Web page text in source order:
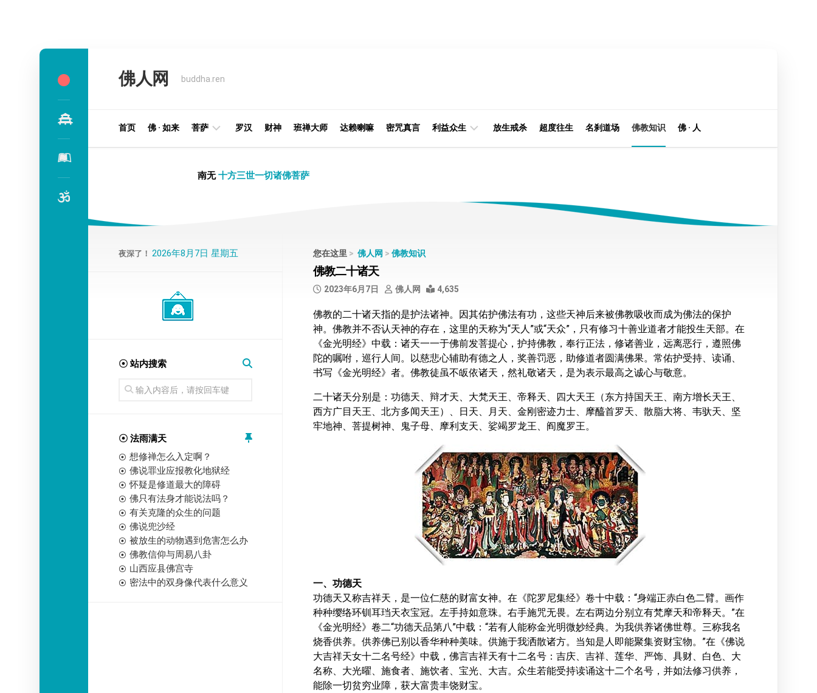
佛人网 buddha.ren
首页 佛 · 如来 菩萨
王
罗汉 财神 班禅大师 达赖喇嘛 密咒真言 利益众生
阿
若
部
华
严
部
涅
槃
部
大
集
部
经
集
部
密
史
传
部
放生戒杀 超度往生 名刹道场 佛教知识 佛 · 人
南无十方三世一切诸佛菩萨
您在这里 > 佛人网 > 佛教知识
佛教二十诸天
2023年6月7日 佛人网 4,635
佛教的二十诸天指的是护法诸神。因其佑护佛法有功，这些天神后来被佛教吸收而成为佛法的保护
神。佛教并不否认天神的存在，这里的天称为“天人”或“天众”，只有修习十善业道者才能投生天部。在
《金光明经》中载：诸天一一于佛前发菩提心，护持佛教，奉行正法，修诸善业，远离恶行，遵照佛
陀的嘱咐，巡行人间。以慈悲心辅助有德之人，奖善罚恶，助修道者圆满佛果。常佑护受持、读诵、
书写《金光明经》者。佛教徒虽不皈依诸天，然礼敬诸天，是为表示最高之诚心与敬意。
二十诸天分别是：功德天、辩才天、大梵天王、帝释天、四大天王（东方持国天王、南方增长天王、
西方广目天王、北方多闻天王）、日天、月天、金刚密迹力士、摩醯首罗天、散脂大将、韦驮天、坚
牢地神、菩提树神、鬼子母、摩利支天、娑竭罗龙王、阎魔罗王。
一、功德天
功德天又称吉祥天，是一位仁慈的财富女神。在《陀罗尼集经》卷十中载：“身端正赤白色二臂。画作
种种缨络环钏耳珰天衣宝冠。左手持如意珠。右手施咒无畏。左右两边分别立有梵摩天和帝释天。”在
《金光明经》卷二“功德天品第八”中载：“若有人能称金光明微妙经典。为我供养诸佛世尊。三称我名
烧香供养。供养佛已别以香华种种美味。供施于我洒散诸方。当知是人即能聚集资财宝物。”在《佛说
大吉祥天女十二名号经》中载，佛言吉祥天有十二名号：吉庆、吉祥、莲华、严饰、具财、白色、大
名称、大光曜、施食者、施饮者、宝光、大吉。众生若能受持读诵这十二个名号，并如法修习供养，
能除一切贫穷业障，获大富贵丰饶财宝。
夜深了！ 2026年8月7日 星期五
☉ 站内搜索
☉ 法雨满天
想修禅怎么入定啊？
佛说罪业应报教化地狱经
怀疑是修道最大的障碍
佛只有法身才能说法吗？
有关克隆的众生的问题
佛说兜沙经
被放生的动物遇到危害怎么办
佛教信仰与周易八卦
山西应县佛宫寺
密法中的双身像代表什么意义